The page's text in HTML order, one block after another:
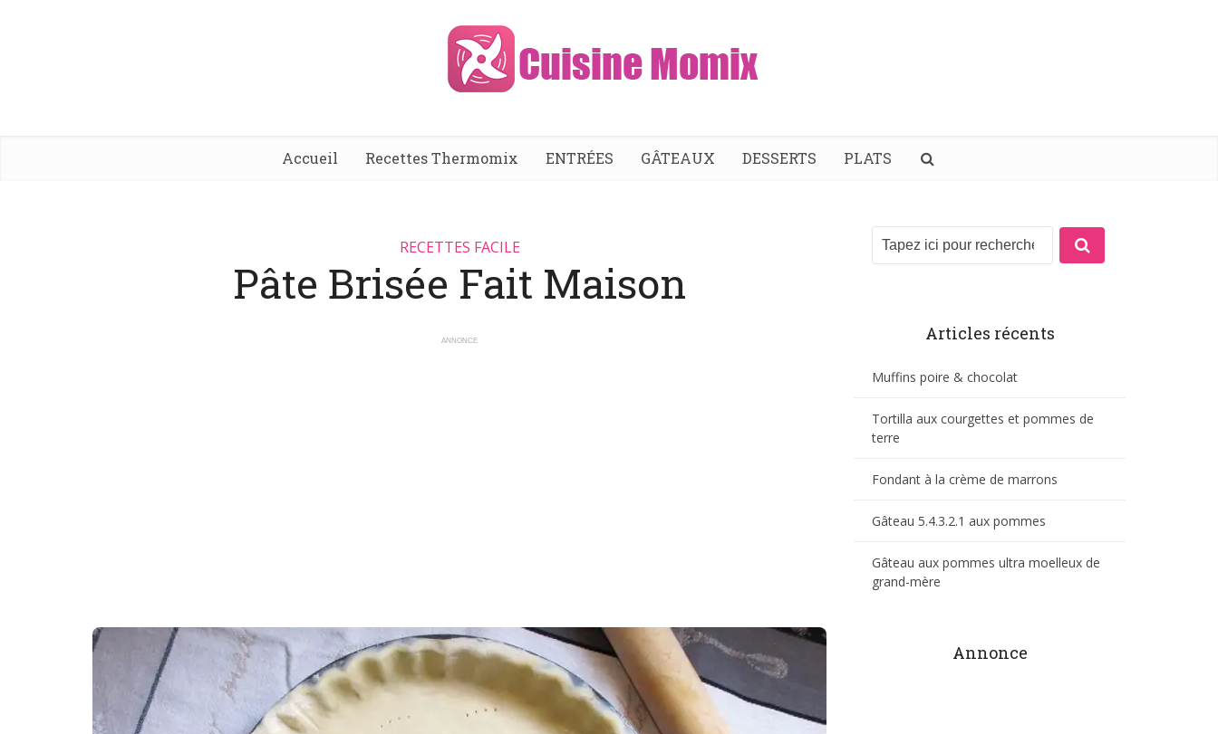
Accueil Recettes Thermomix ENTRÉES GÂTEAUX DESSERTS PLATS
RECETTES FACILE
Pâte Brisée Fait Maison
ANNONCE Articles récents
Muffins poire & chocolat
Tortilla aux courgettes et pommes de
terre
Fondant à la crème de marrons
Gâteau 5.4.3.2.1 aux pommes
Gâteau aux pommes ultra moelleux de
grand-mère
Annonce